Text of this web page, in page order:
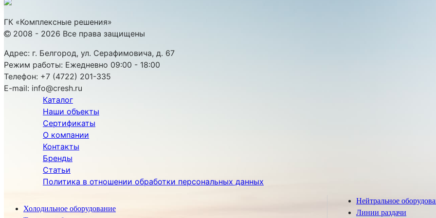
ГК «Комплексные решения»
2008 - 2026 Все права защищены
Адрес: г. Белгород, ул. Серафимовича, д. 67
Режим работы: Ежедневно 09:00 - 18:00
Телефон: +7 (4722) 201-335
E-mail: info@cresh.ru
Каталог
Наши объекты
Сертификаты
О компании
Контакты
Бренды
Статьи
Политика в отношении обработки персональных данных
Холодильное оборудование
Нейтральное
Линии раздачи